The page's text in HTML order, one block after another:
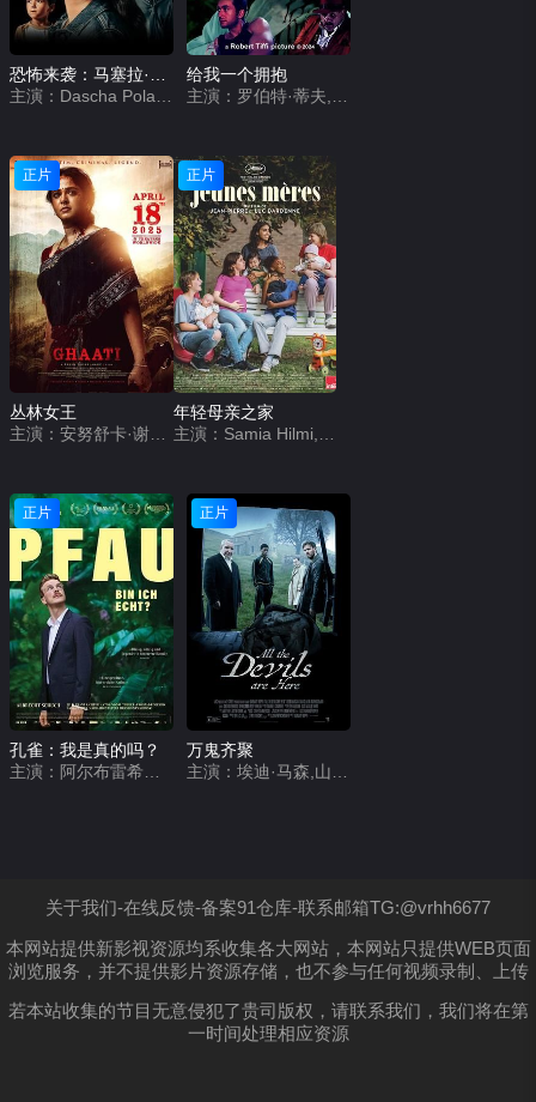
给我一个拥抱
正片
丛林女王
正片
年轻母亲之家
正片
孔雀：我是真的吗？
正片
万鬼齐聚
关于我们-在线反馈-备案91仓库-联系邮箱TG:@vrhh6677
本网站提供新影视资源均系收集各大网站，本网站只提供WEB页面
浏览服务，并不提供影片资源存储，也不参与任何视频录制、上传
若本站收集的节目无意侵犯了贵司版权，请联系我们，我们将在第
一时间处理相应资源